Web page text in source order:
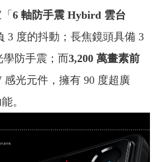
6 軸防手震 Hybird 雲台
3 度的抖動；長焦鏡頭具備 3
學防手震；而3,200 萬畫素前
感光元件，擁有 90 度超廣
。